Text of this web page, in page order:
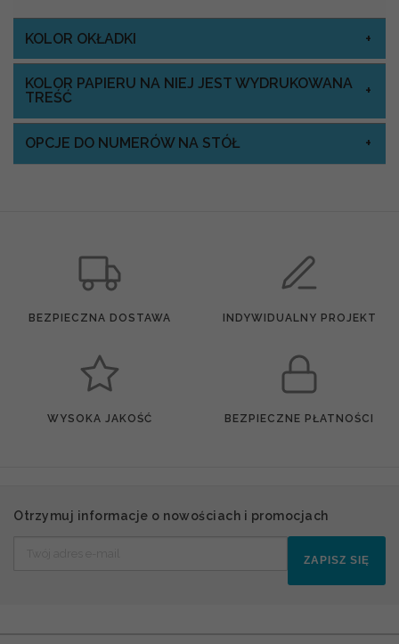
KOLOR OKŁADKI
KOLOR PAPIERU NA NIEJ JEST WYDRUKOWANA
TREŚĆ
OPCJE DO NUMERÓW NA STÓŁ
BEZPIECZNA DOSTAWA INDYWIDUALNY PROJEKT
WYSOKA JAKOŚĆ BEZPIECZNE PŁATNOŚCI
Otrzymuj informacje o nowościach i promocjach
ZAPISZ SIĘ